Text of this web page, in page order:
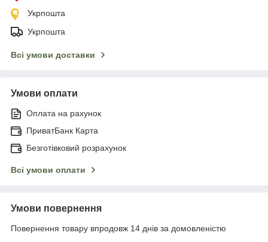
Укрпошта
Укрпошта
Всі умови доставки
Умови оплати
Оплата на рахунок
ПриватБанк Карта
Безготівковий розрахунок
Всі умови оплати
Умови повернення
Повернення товару впродовж 14 днів за домовленістю